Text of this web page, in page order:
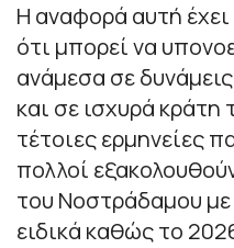
Η αναφορά αυτή
ότι μπορεί να
ανάμεσα σε
και σε ισχυρά κράτη
τέτοιες ερμηνείες
πολλοί
του Νοστράδαμου με
ειδικά καθώς το